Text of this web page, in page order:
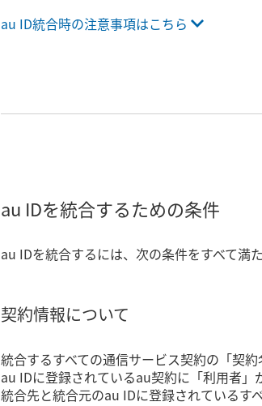
au ID統合時の注意事項はこちら
au IDを統合するための条件
au IDを統合するには、次の条件をすべて満
契約情報について
統合するすべての通信サービス契約の「契
au IDに登録されているau契約に「利用者」
統合先と統合元のau IDに登録されているす